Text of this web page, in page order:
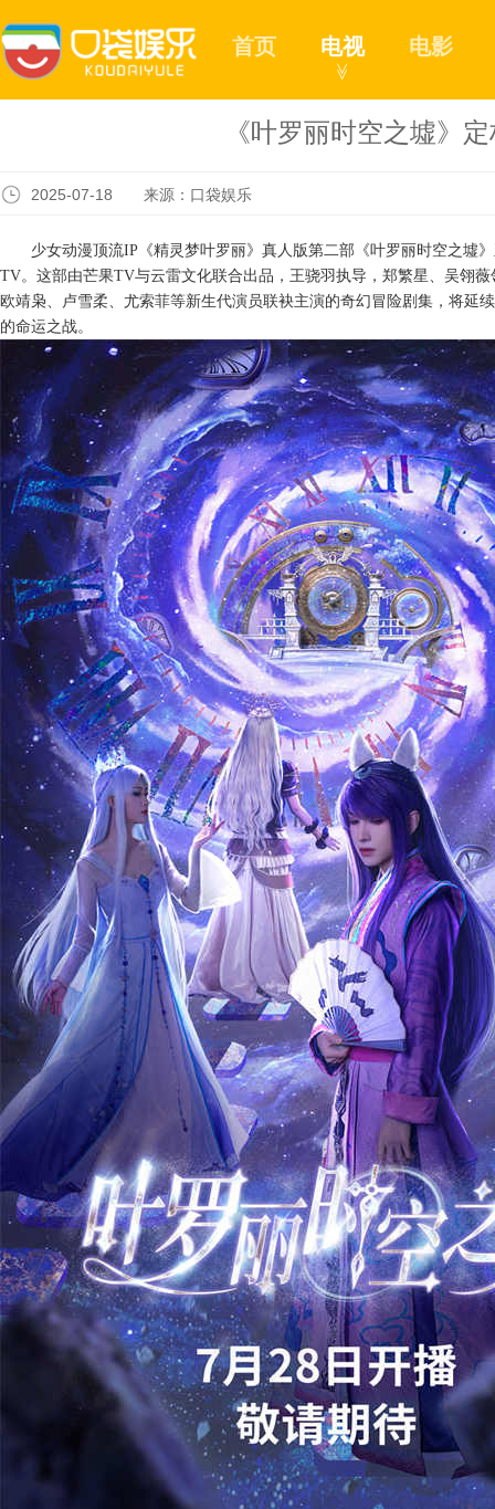
首页 电视
≫
电影
《叶罗丽时空之墟》
2025-07-18 来源：口袋娱乐
少女动漫顶流IP《精灵梦叶罗丽》真人版第二部《叶罗丽时空之墟
TV。这部由芒果TV与云雷文化联合出品，王骁羽执导，郑繁星、吴翎薇
欧靖枭、卢雪柔、尤索菲等新生代演员联袂主演的奇幻冒险剧集，将延
的命运之战。